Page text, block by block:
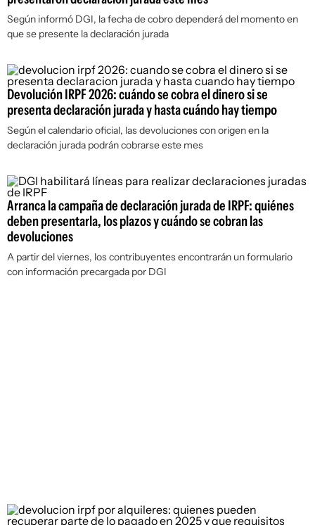
Según informó DGI, la fecha de cobro dependerá del momento en
que se presente la declaración jurada
Devolución IRPF 2026: cuándo se cobra el dinero si se
presenta declaración jurada y hasta cuándo hay tiempo
Según el calendario oficial, las devoluciones con origen en la
declaración jurada podrán cobrarse este mes
Arranca la campaña de declaración jurada de IRPF: quiénes
deben presentarla, los plazos y cuándo se cobran las
devoluciones
A partir del viernes, los contribuyentes encontrarán un formulario
con información precargada por DGI